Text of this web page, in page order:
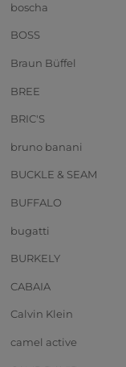
boscha
BOSS
Braun Büffel
BREE
BRIC'S
bruno banani
BUCKLE & SEAM
BUFFALO
bugatti
BURKELY
CABAIA
Calvin Klein
camel active